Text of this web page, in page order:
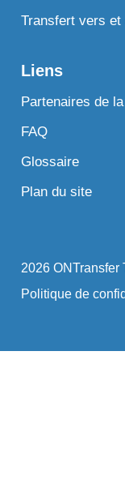
Transfert vers et
Liens
Partenaires de
FAQ
Glossaire
Plan du site
2026 ONTransfer
Politique de